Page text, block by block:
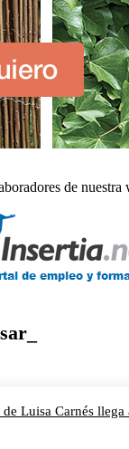
de nuestra
Luisa Carnés llega